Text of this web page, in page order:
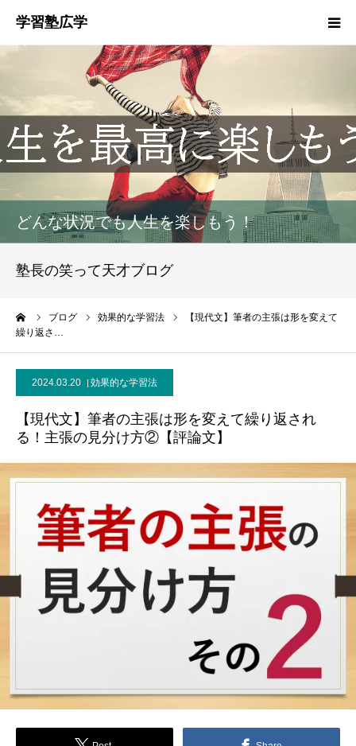
どんな状況でも人生を楽しもう！
塾長の笑って天才ブログ
ブログ 効果的な学習法
【現代文】筆者の主張は形を変えて
繰り返さ…
2024.03.20 効果的な学習法
【現代文】筆者の主張は形を変えて繰り返され
る！主張の見分け方②【評論文】
お知らせ
指導方針
HGM
お問い合わせ
ブログ